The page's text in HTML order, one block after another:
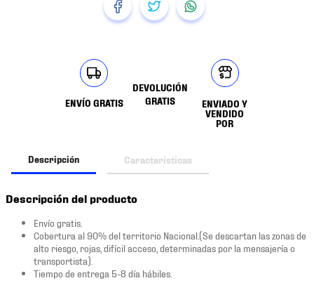
ENVÍO GRATIS
DEVOLUCIÓN
GRATIS
ENVIADO Y
VENDIDO
POR
Descripción Características
Descripción del producto
Envío gratis.
Cobertura al 90% del territorio Nacional.(Se descartan las zonas de
alto riesgo, rojas, difícil acceso, determinadas por la mensajería o
transportista).
Tiempo de entrega 5-8 día hábiles.